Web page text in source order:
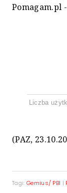
Pomagam.pl
Liczba
(PAZ,
Tagi: Gemius/ PBI |